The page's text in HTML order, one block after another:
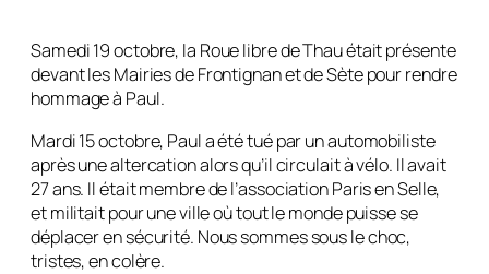
Samedi 19 octobre, la Roue libre de Thau était présente
devant les Mairies de Frontignan et de Sète pour rendre
hommage à Paul.
Mardi 15 octobre, Paul a été tué par un automobiliste
après une altercation alors qu’il circulait à vélo. Il avait
27 ans. Il était membre de l’association Paris en Selle,
et militait pour une ville où tout le monde puisse se
déplacer en sécurité. Nous sommes sous le choc,
tristes, en colère.